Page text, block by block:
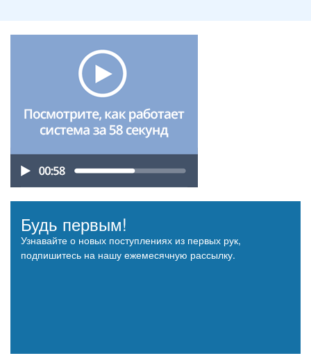
Будь первым!
Узнавайте о новых поступлениях из первых рук,
подпишитесь на нашу ежемесячную рассылку.